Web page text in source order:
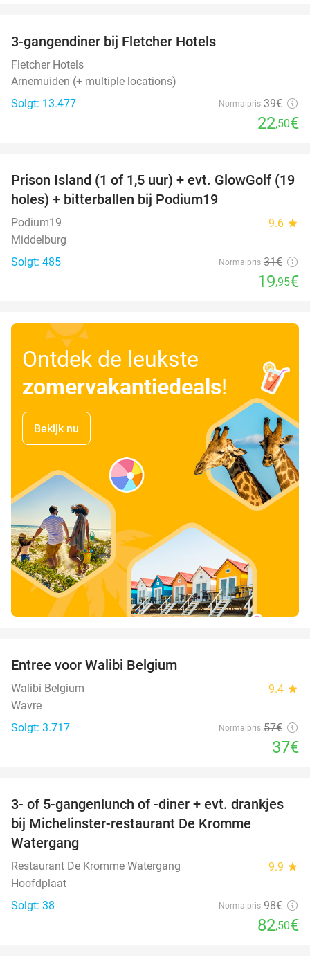
3-gangendiner bij Fletcher Hotels
Fletcher Hotels
Arnemuiden (+ multiple locations)
Solgt: 13.477
Normalpris 39€
22,50€
36%
Prison Island (1 of 1,5 uur) + evt. GlowGolf (19
holes) + bitterballen bij Podium19
Podium19 9.6 star
Middelburg
Solgt: 485
Normalpris 31€
19,95€
Ontdek de leukste
zomervakantiedeals!
Bekijk nu
Entree voor Walibi Belgium
Walibi Belgium 9.4 star
Wavre
Solgt: 3.717
Normalpris 57€
37€
16%
3- of 5-gangenlunch of -diner + evt. drankjes
bij Michelinster-restaurant De Kromme
Watergang
Restaurant De Kromme Watergang 9.9 star
Hoofdplaat
Solgt: 38
Normalpris 98€
82,50€